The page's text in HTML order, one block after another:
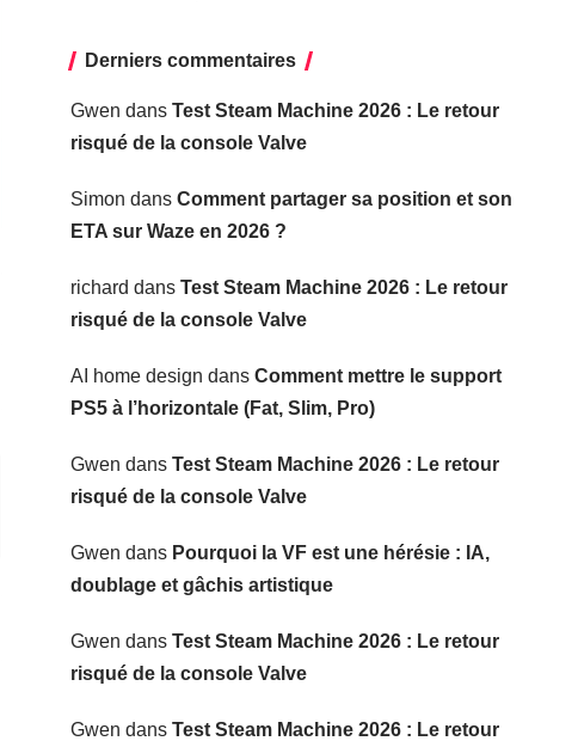
Derniers commentaires
Gwen dans Test Steam Machine 2026 : Le retour
risqué de la console Valve
Simon dans Comment partager sa position et son
ETA sur Waze en 2026 ?
richard dans Test Steam Machine 2026 : Le retour
risqué de la console Valve
AI home design dans Comment mettre le support
PS5 à l’horizontale (Fat, Slim, Pro)
Gwen dans Test Steam Machine 2026 : Le retour
risqué de la console Valve
Gwen dans Pourquoi la VF est une hérésie : IA,
doublage et gâchis artistique
Gwen dans Test Steam Machine 2026 : Le retour
risqué de la console Valve
Gwen dans Test Steam Machine 2026 : Le retour